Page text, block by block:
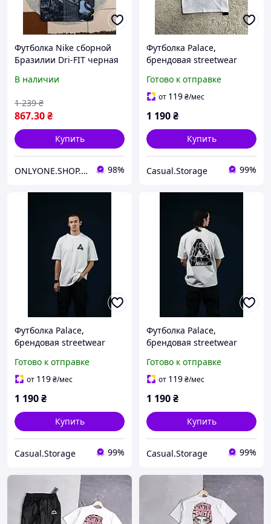
Футболка Nike сборной
Бразилии Dri-FIT черная
streetwear
В наличии
867.30₴
1 239 ₴
Купить
ONLYONE.SHOP.UA 98%
Футболка Palace,
брендовая streetwear
Skateboards премиум
качество
Готово к отправке
от 119₴/мес
1 190₴
Купить
Casual.Storage 99%
Футболка Palace,
брендовая streetwear
Skateboards премиум
качество
Готово к отправке
от 119₴/мес
1 190₴
Купить
Casual.Storage 99%
Футболка Palace,
брендовая streetwear
Skateboards премиум
качество
Готово к отправке
от 119₴/мес
1 190₴
Купить
Casual.Storage 99%